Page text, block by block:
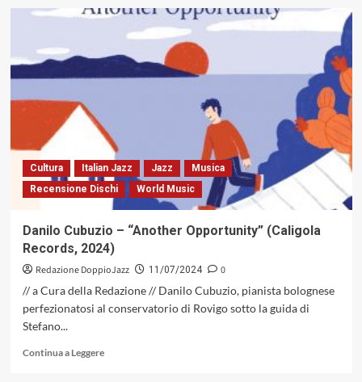
su
musical:
Cultura Italian Jazz Jazz
Musica
Recensione Dischi
World Music
Danilo Cubuzio – “Another Opportunity” (Caligola
Records, 2024)
Redazione DoppioJazz 11/07/2024
0
// a Cura della Redazione // Danilo Cubuzio, pianista bolognese
perfezionatosi al conservatorio di Rovigo sotto la guida di
Stefano...
Continua a LeggereLeggi